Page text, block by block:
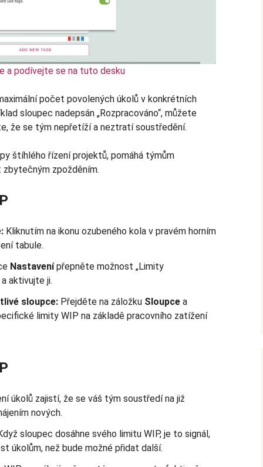
a podívejte se na tuto desku
počet povolených úkolů v konkrétních
sloupec nadepsán „Rozpracováno“, můžete
že se tým nepřetíží a neztratí soustředění.
štíhlého řízení projektů, pomáhá týmům
zpožděním.
Kliknutím na ikonu ozubeného kola v pravém horním
tabule.
Nastavenípřepněte možnost „Limity
aktivujte ji.
sloupce: Přejděte na záložku Sloupce a
limity WIP na základě pracovního zatížení
úkolů zajistí, že se váš tým soustředí na již
nových.
sloupec dosáhne svého limitu WIP, je to signál,
úkolům, než bude možné přidat další.